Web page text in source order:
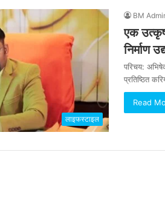
लाइफस्टाइल
BM
एक
निर्माण
परिचय:
प्रतिष्ठित
Read